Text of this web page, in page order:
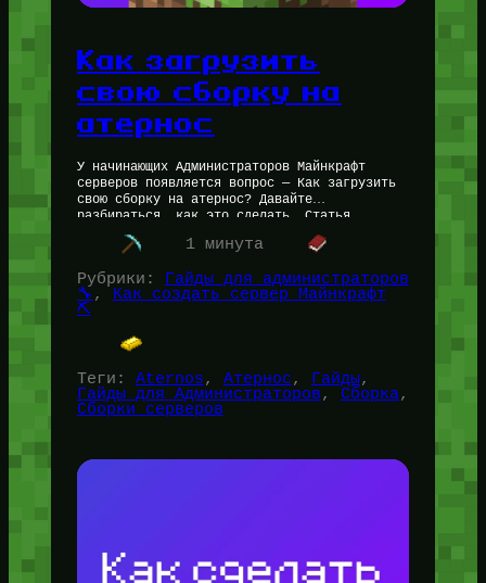
Как загрузить
свою сборку на
атернос
У начинающих Администраторов Майнкрафт
серверов появляется вопрос — Как загрузить
свою сборку на атернос? Давайте
разбираться, как это сделать. Статья
написана Администратором Майнкрафт серверов
Петром (for_users) с опытом в создании…
1 минута
Рубрики:
Гайды для администраторов
🔧 ,
Как создать сервер Майнкрафт
⛏️
Теги: Aternos, Атернос, Гайды
Гайды для Администраторов, Сборка
Сборки серверов